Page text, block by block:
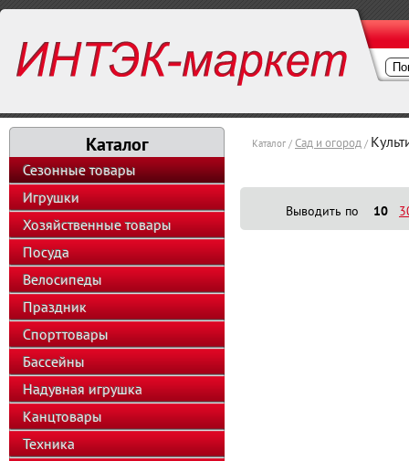
Каталог
Сезонные товары
Игрушки
Хозяйственные товары
Посуда
Велосипеды
Праздник
Спорттовары
Бассейны
Надувная игрушка
Канцтовары
Техника
Каталог / Сад и огород /
Выводить по 10